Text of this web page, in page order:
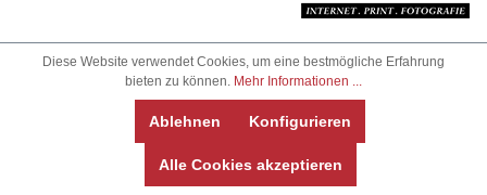
Diese Website verwendet Cookies, um eine bestmögliche Erfahrung
bieten zu können. Mehr Informationen ...
Ablehnen Konfigurieren
Alle Cookies akzeptieren